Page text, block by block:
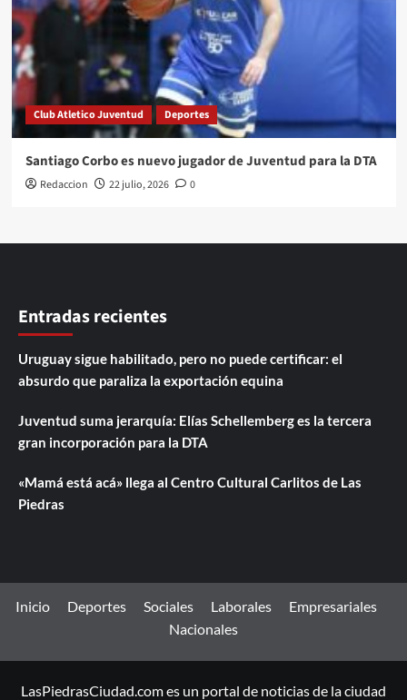
Club Atletico Juventud Deportes
Santiago Corbo es nuevo jugador de Juventud para la DTA
Redaccion 22 julio, 2026 0
Entradas recientes
Uruguay sigue habilitado, pero no puede certificar: el
absurdo que paraliza la exportación equina
Juventud suma jerarquía: Elías Schellemberg es la tercera
gran incorporación para la DTA
«Mamá está acá» llega al Centro Cultural Carlitos de Las
Piedras
Inicio Deportes Sociales Laborales
Empresariales
Nacionales
LasPiedrasCiudad.com es un portal de noticias de la ciudad